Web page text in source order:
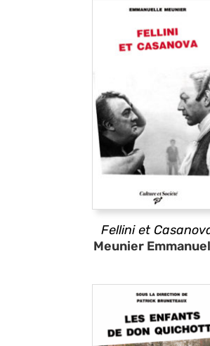
Fellini et
Meunier